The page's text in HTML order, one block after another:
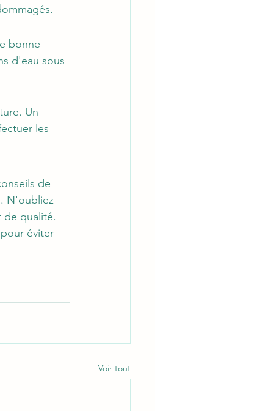
bonne
d'eau sous
Un
les
de
N'oubliez
de qualité.
éviter
Voir tout